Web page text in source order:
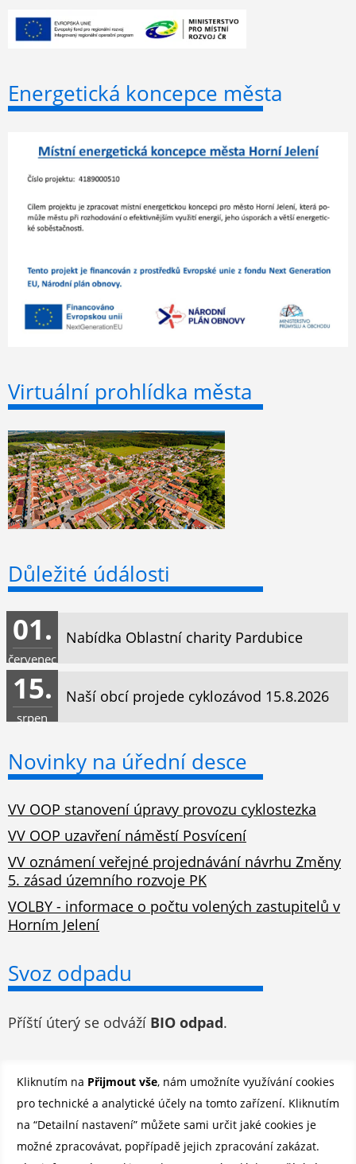
Energetická koncepce města
Virtuální prohlídka města
Důležité údálosti
Nabídka Oblastní charity Pardubice
01.
červenec
Naší obcí projede cyklozávod 15.8.2026
15.
srpen
Novinky na úřední desce
VV OOP stanovení úpravy provozu cyklostezka
VV OOP uzavření náměstí Posvícení
VV oznámení veřejné projednávání návrhu Změny
5. zásad územního rozvoje PK
VOLBY - informace o počtu volených zastupitelů v
Horním Jelení
Svoz odpadu
Příští úterý se odváží BIO odpad.
Odběr novinek e-mailem
Registrovat se můžete ZDE.
Kliknutím na Přijmout vše, nám umožníte využívání cookies
pro technické a analytické účely na tomto zařízení. Kliknutím
na “Detailní nastavení” můžete sami určit jaké cookies je
možné zpracovávat, popřípadě jejich zpracování zakázat.